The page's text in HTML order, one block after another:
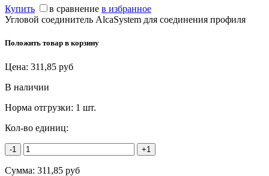
Купить в сравнение в избранное
Угловой соединитель AlcaSystem для соединения профиля
Положить товар в корзину
Цена: 311,85 руб
В наличии
Норма отгрузки: 1 шт.
Кол-во единиц:
-1 +1
Сумма: 311,85 руб